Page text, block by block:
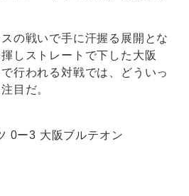
の戦いで手に汗握る展開とな
しストレートで下した大阪
行われる対戦では、どういっ
目だ。
0ー3 大阪ブルテオン